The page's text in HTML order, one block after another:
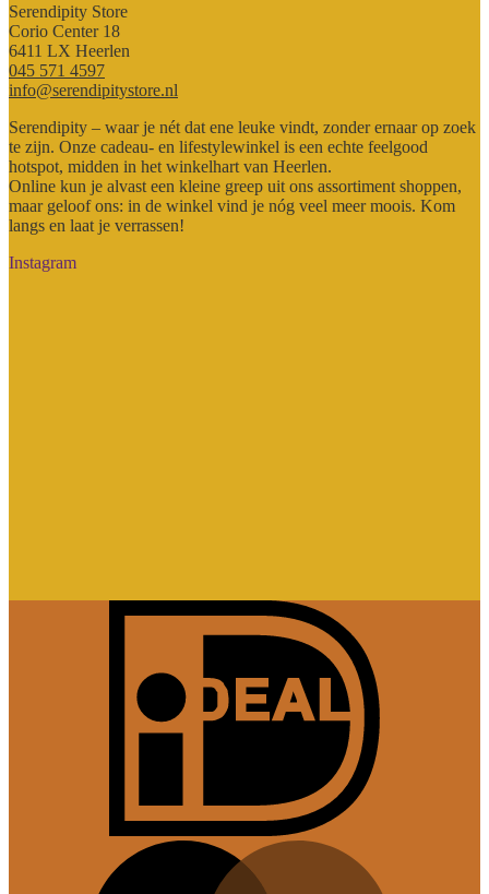
Serendipity Store
Corio Center 18
6411 LX Heerlen
045 571 4597
info@serendipitystore.nl
Serendipity – waar je nét dat ene leuke vindt, zonder ernaar op zoek
te zijn. Onze cadeau- en lifestylewinkel is een echte feelgood
hotspot, midden in het winkelhart van Heerlen.
Online kun je alvast een kleine greep uit ons assortiment shoppen,
maar geloof ons: in de winkel vind je nóg veel meer moois. Kom
langs en laat je verrassen!
Instagram